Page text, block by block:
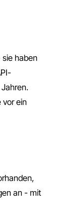
haben
ein
an - mit